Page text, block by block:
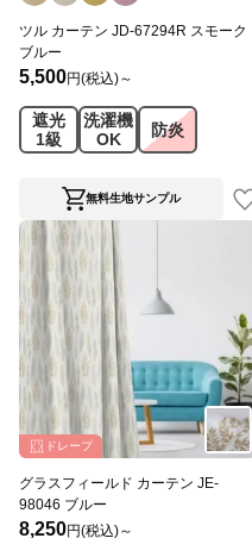
ツル カーテン JD-67294R スモーク
ブルー
5,500円(税込)～
遮光
1級
洗濯機
OK
防炎
無料生地サンプル
ドレープ
グラスフィールド カーテン JE-
98046 ブルー
8,250円(税込)～